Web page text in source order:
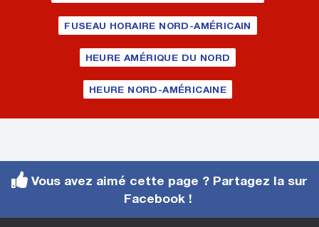
FUSEAU HORAIRE NORD-AMÉRICAIN
HEURE AMÉRIQUE DU NORD
HEURE NORD-AMÉRICAINE
Vous avez aimé cette page ? Partagez la sur
Facebook !